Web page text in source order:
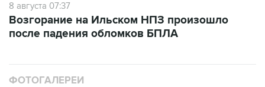
8 августа 07:37
Возгорание на Ильском НПЗ произошло
после падения обломков БПЛА
ФОТОГАЛЕРЕИ